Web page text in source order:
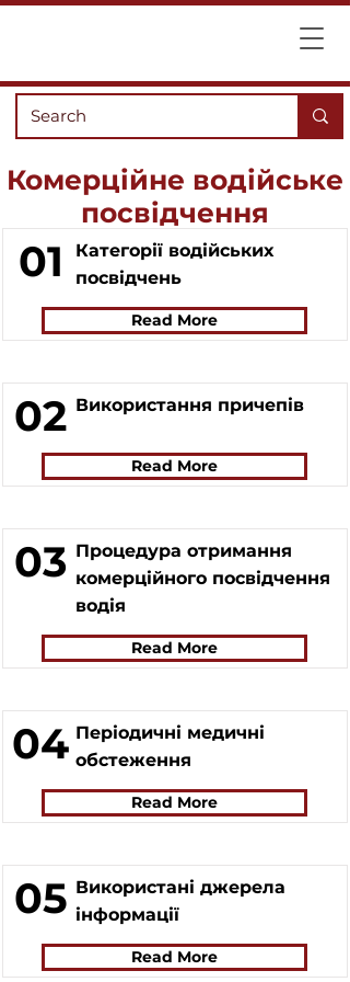
Комерційне водійське
посвідчення
01
Категорії водійських
посвідчень
Read More
02 Використання причепів
Read More
03 Процедура отримання
комерційного посвідчення
водія
Read More
04 Періодичні медичні
обстеження
Read More
05 Використані джерела
інформації
Read More